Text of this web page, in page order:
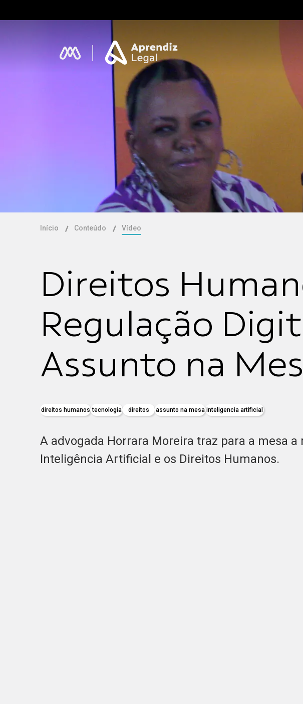
Início Conteúdo Vídeo
Direitos
Regulação
Assunto na
direitos humanos tecnologia direitos assunto na mesa inteligencia artificial
A advogada Horrara Moreira traz para a mesa a
Inteligência Artificial e os Direitos Humanos.